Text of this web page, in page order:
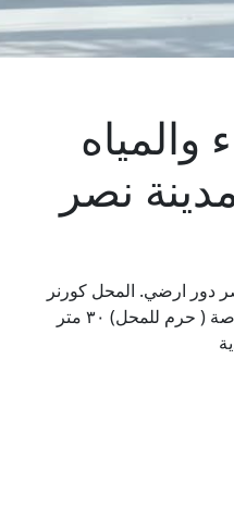
نصر
دور ارضي. المحل كورنر
مساحة صافية ٤٠ متر بدون أي تحميل (مساحته بالتحميل ٦٠ متر)٫ وله مساحة أمامية خاصة ( حرم للمحل) ٣٠ متر